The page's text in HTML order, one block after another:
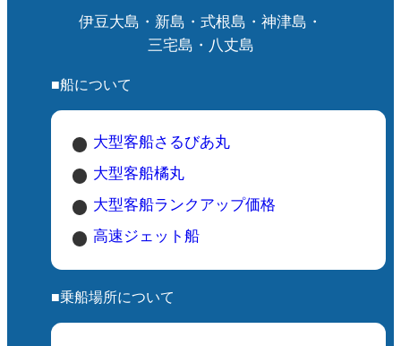
伊豆大島・新島・式根島・神津島・
三宅島・八丈島
■船について
大型客船さるびあ丸
大型客船橘丸
大型客船ランクアップ価格
高速ジェット船
■乗船場所について